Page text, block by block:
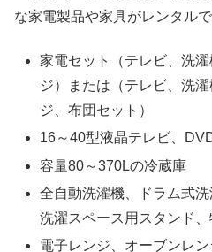
な家電製品や家具がレンタルで
家電セット（テレビ、洗
ジ）または（テレビ、洗
ジ、布団セット）
16～40型液晶テレビ、
容量80～370Lの冷蔵庫
全自動洗濯機、ドラム式洗
洗濯スペース用スタンド、
電子レンジ、オーブンレ